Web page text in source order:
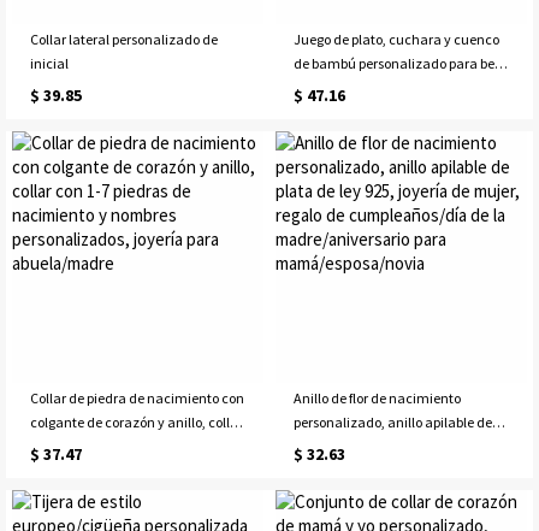
Collar lateral personalizado de
inicial
$ 39.85
Juego de plato, cuchara y cuenco
de bambú personalizado para bebé
con nombre en ventosa, silicona de
cumpleaños, bautismo o Navidad
para bebé o nueva mamá
$ 47.16
Collar de piedra de nacimiento con
colgante de corazón y anillo, collar
con 1-7 piedras de nacimiento y
para abuela/madre
$ 37.47
Anillo de flor de nacimiento
personalizado, anillo apilable de
plata de ley 925, joyería de mujer,
madre/aniversario para
mamá/esposa/novia
$ 32.63